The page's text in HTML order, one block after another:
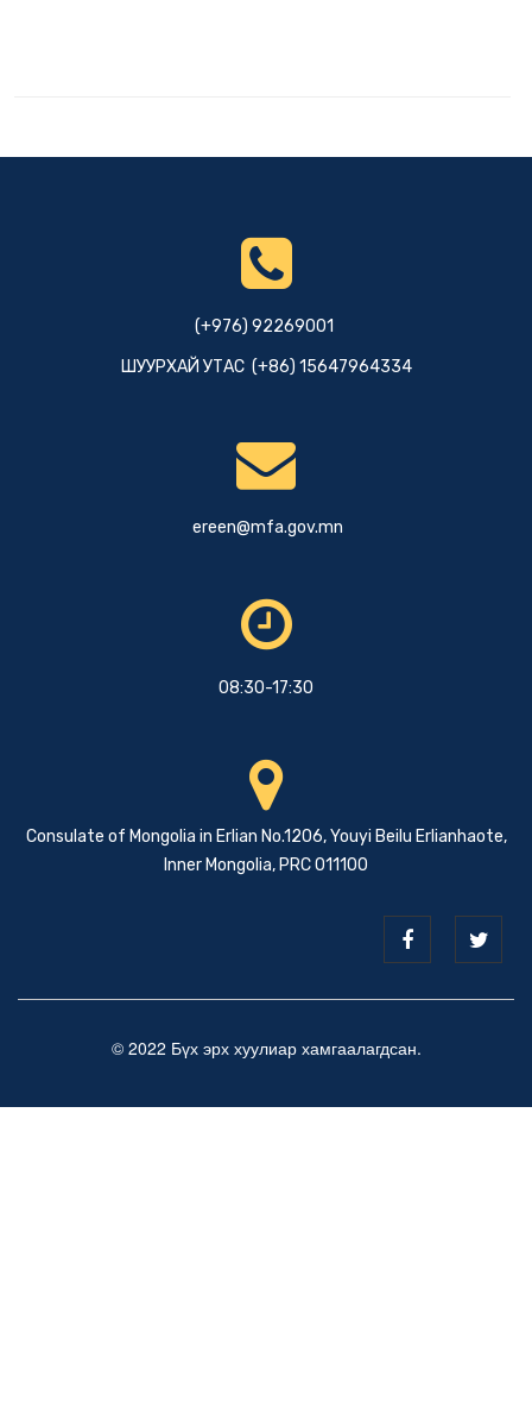
(+976) 92269001
ШУУРХАЙ УТАС (+86) 15647964334
ereen@mfa.gov.mn
08:30-17:30
Consulate of Mongolia in Erlian No.1206, Youyi Beilu Erlianhaote,
Inner Mongolia, PRC 011100
© 2022 Бүх эрх хуулиар хамгаалагдсан.